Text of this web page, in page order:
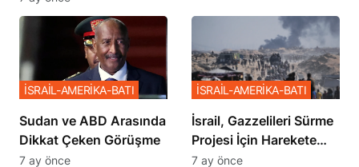
Sözler
Sudan ve ABD Arasında
Dikkat Çeken Görüşme
İSRAİL-AMERİKA-BATI
7 ay önce
İsrail, Gazzelileri Sürme
Projesi İçin Harekete
Geçti
İSRAİL-AMERİKA-BATI
7 ay önce